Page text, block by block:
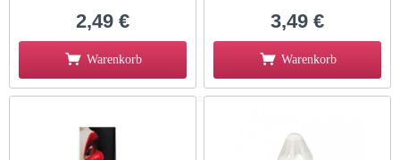
2,49 €
Warenkorb
3,49 €
Warenkorb